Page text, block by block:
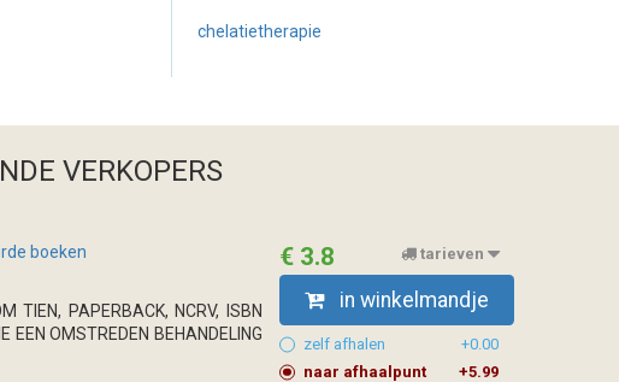
chelatietherapie
VERKOPERS
boeken
TIEN, PAPERBACK, NCRV, ISBN
OMSTREDEN BEHANDELING
€ 3.8 tarieven
in winkelmandje
zelf afhalen
+0.00
naar afhaalpunt
+5.99